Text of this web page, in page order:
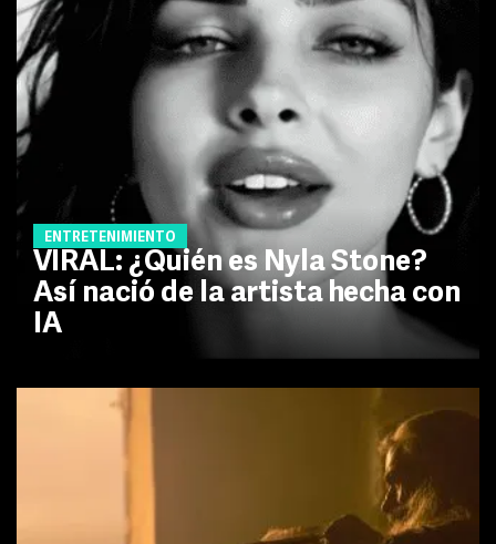
ENTRETENIMIENTO
VIRAL: ¿Quién es Nyla Stone?
Así nació de la artista hecha con
IA